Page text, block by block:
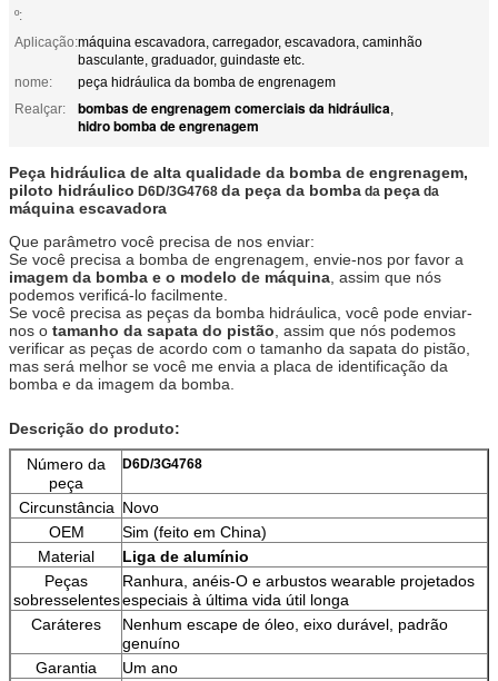
º:
Aplicação:máquina escavadora, carregador, escavadora, caminhão
basculante, graduador, guindaste etc.
nome:
peça hidráulica da bomba de engrenagem
Realçar:
bombas de engrenagem comerciais da hidráulica,
hidro bomba de engrenagem
Peça hidráulica de alta qualidade da bomba de engrenagem,
piloto hidráulico D6D/3G4768 da peça da bomba da peça da
máquina escavadora
Que parâmetro você precisa de nos enviar:
Se você precisa a bomba de engrenagem, envie-nos por favor a
imagem da bomba e o modelo de máquina , assim que nós
podemos verificá-lo facilmente.
Se você precisa as peças da bomba hidráulica, você pode enviar-
nos o tamanho da sapata do pistão , assim que nós podemos
verificar as peças de acordo com o tamanho da sapata do pistão,
mas será melhor se você me envia a placa de identificação da
bomba e da imagem da bomba.
Descrição do produto:
Número da
peça
D6D/3G4768
Circunstância Novo
OEM
Sim (feito em China)
Material
Liga de alumínio
Peças
sobresselentes
Ranhura, anéis-O e arbustos wearable projetados
especiais à última vida útil longa
Caráteres
Nenhum escape de óleo, eixo durável, padrão
genuíno
Garantia
Um ano